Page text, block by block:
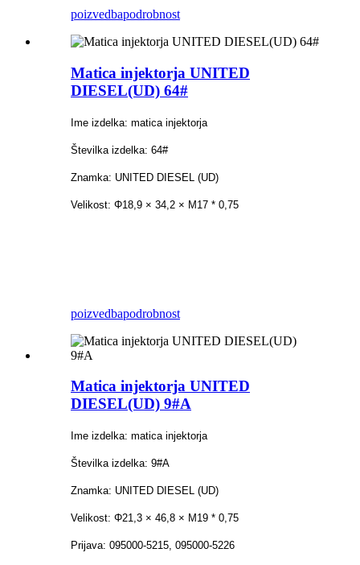
poizvedbapodrobnost
Matica injektorja UNITED
DIESEL(UD) 64#
Ime izdelka: matica injektorja
Številka izdelka: 64#
Znamka: UNITED DIESEL (UD)
Velikost: Φ18,9 × 34,2 × M17 * 0,75
poizvedbapodrobnost
Matica injektorja UNITED
DIESEL(UD) 9#A
Ime izdelka: matica injektorja
Številka izdelka: 9#A
Znamka: UNITED DIESEL (UD)
Velikost: Φ21,3 × 46,8 × M19 * 0,75
Prijava: 095000-5215, 095000-5226